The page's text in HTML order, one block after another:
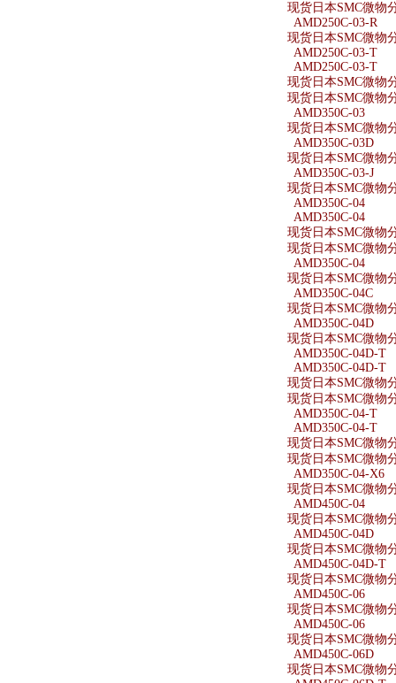
现货日本SMC微物
AMD250C-03-R
现货日本SMC微物
AMD250C-03-T
AMD250C-03-T
现货日本SMC微物
现货日本SMC微物
AMD350C-03
现货日本SMC微物
AMD350C-03D
现货日本SMC微物
AMD350C-03-J
现货日本SMC微物
AMD350C-04
AMD350C-04
现货日本SMC微物
现货日本SMC微物
AMD350C-04
现货日本SMC微物
AMD350C-04C
现货日本SMC微物
AMD350C-04D
现货日本SMC微物
AMD350C-04D-T
AMD350C-04D-T
现货日本SMC微物
现货日本SMC微物
AMD350C-04-T
AMD350C-04-T
现货日本SMC微物
现货日本SMC微物
AMD350C-04-X6
现货日本SMC微物
AMD450C-04
现货日本SMC微物
AMD450C-04D
现货日本SMC微物
AMD450C-04D-T
现货日本SMC微物
AMD450C-06
现货日本SMC微物
AMD450C-06
现货日本SMC微物
AMD450C-06D
现货日本SMC微物